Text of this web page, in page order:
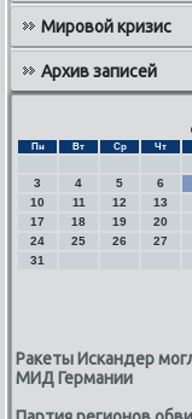
Мировой кризис
Архив записей
Пн Вт Ср Чт
3
4 5 6
10
11 12 13
17
18 19 20
24
25 26 27
31
Ракеты Искандер
МИД Германии